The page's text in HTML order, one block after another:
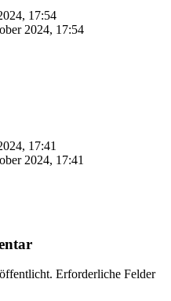
17:54
2024, 17:54
17:41
2024, 17:41
Erforderliche Felder